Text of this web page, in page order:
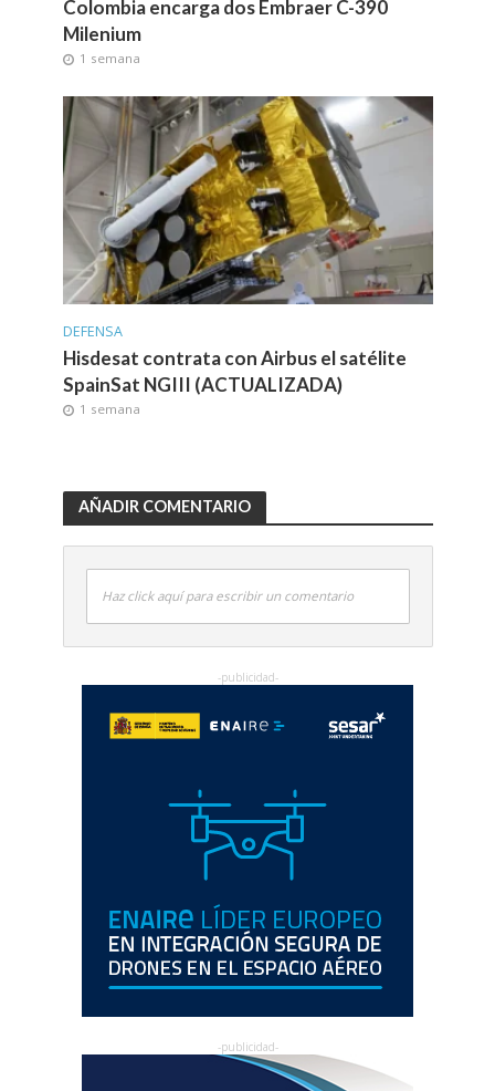
Colombia encarga dos Embraer C-390
Milenium
1 semana
DEFENSA
Hisdesat contrata con Airbus el satélite
SpainSat NGIII (ACTUALIZADA)
1 semana
AÑADIR COMENTARIO
Haz click aquí para escribir un comentario